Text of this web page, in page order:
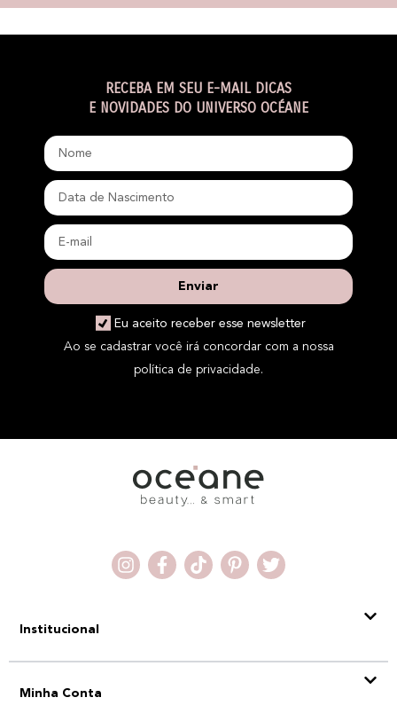
RECEBA EM SEU E-MAIL DICAS
E NOVIDADES DO UNIVERSO OCÉANE
Eu aceito receber esse newsletter
Enviar
Ao se cadastrar você irá concordar com a nossa
política de privacidade.
Institucional
Minha Conta